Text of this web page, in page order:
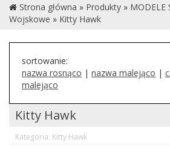
Strona główna » Produkty » MODELE
Wojskowe » Kitty Hawk
sortowanie:
nazwa rosnąco | nazwa malejąco |
malejąco
Kitty Hawk
Kategoria: Kitty Hawk